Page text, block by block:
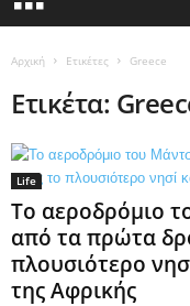
Αρχική Ετικέτες Greece
Ετικέτα:
Life
Το αεροδρόμιο
από τα πρώτα
πλουσιότερο
της Αφρικής